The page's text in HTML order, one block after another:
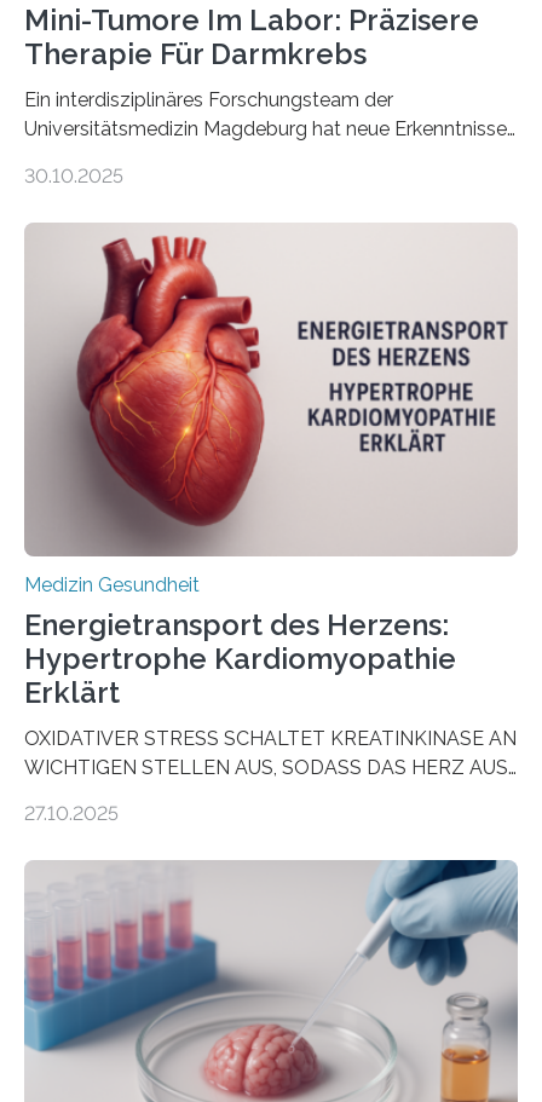
Mini-Tumore Im Labor: Präzisere
Therapie Für Darmkrebs
Ein interdisziplinäres Forschungsteam der
Universitätsmedizin Magdeburg hat neue Erkenntnisse
behandelt werden kann. In ihrer aktuellen Studie,
Oncology, zeigen die Forschenden, dass Mini-Tumore
aus Gewebe von Patientinnen und Patienten –
sogenannte Organoide – genutzt werden können, um
vorab zu prüfen, welche Medikamente am besten
wirken. Dabei wurde ein Eiweiß identifiziert, das künftig
als Biomarker für die Wahl der passenden Therapie
dienen könnte. Darmkrebs zählt weltweit zu den
häufigsten Krebsarten und stellt…
30.10.2025
Medizin Gesundheit
Energietransport des Herzens:
Hypertrophe Kardiomyopathie
Erklärt
OXIDATIVER STRESS SCHALTET KREATINKINASE AN
WICHTIGEN STELLEN AUS, SODASS DAS HERZ AUS
aus dem Deutschen Zentrum für Herzinsuffizienz
im Journal Circulation, warum der Energietransport bei
der Hypertrophen Kardiomyopathie (HCM) versagen
kann und wie sich durch eine Verringerung der
Herzbelastung und des oxidativen Stresses
Rhythmusstörungen reduzieren lassen. Würzburg. Die
hypertrophe Kardiomyopathie (HCM) ist die häufigste
erblich bedingte Herzerkrankung. Sie führt dazu, dass
sich die linke Herzkammer verdickt, der Herzmuskel zu
27.10.2025